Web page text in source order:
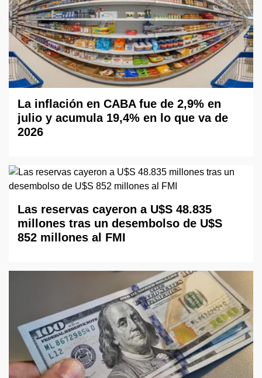
La inflación en CABA fue de 2,9% en
julio y acumula 19,4% en lo que va de
2026
Las reservas cayeron a U$S 48.835
millones tras un desembolso de U$S
852 millones al FMI